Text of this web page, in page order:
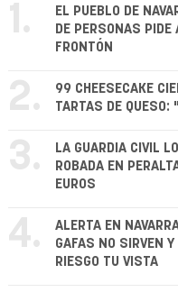
1.
EL PUEBLO DE
DE PERSONAS PIDE
FRONTÓN
2.
99 CHEESECAKE
TARTAS DE
3.
LA GUARDIA CIVIL
ROBADA EN
EUROS
4.
ALERTA EN
GAFAS NO SIRVEN
RIESGO TU VISTA